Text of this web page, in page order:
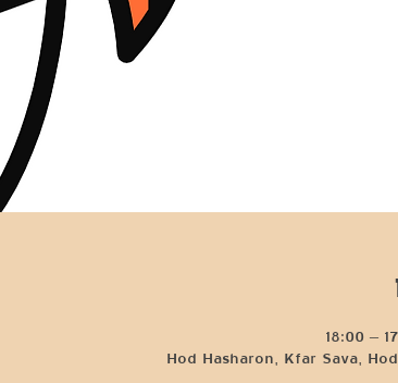
Hod Hasharon, Kfar Sava,